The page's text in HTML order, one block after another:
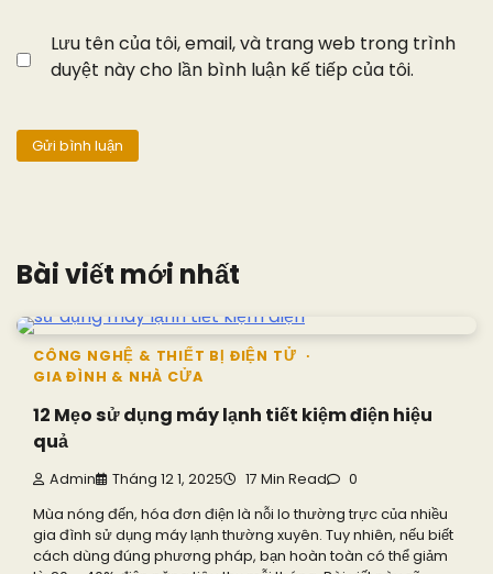
Lưu tên của tôi, email, và trang web trong trình
duyệt này cho lần bình luận kế tiếp của tôi.
Bài viết mới nhất
CÔNG NGHỆ & THIẾT BỊ ĐIỆN TỬ
GIA ĐÌNH & NHÀ CỬA
12 Mẹo sử dụng máy lạnh tiết kiệm điện hiệu
quả
Admin Tháng 12 1, 2025 17 Min Read 0
Mùa nóng đến, hóa đơn điện là nỗi lo thường trực của nhiều
gia đình sử dụng máy lạnh thường xuyên. Tuy nhiên, nếu biết
cách dùng đúng phương pháp, bạn hoàn toàn có thể giảm